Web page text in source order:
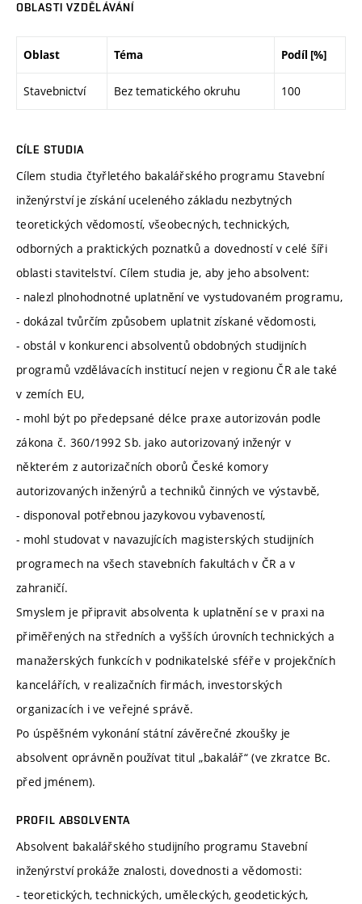
OBLASTI VZDĚLÁVÁNÍ
Oblast Téma Podíl [%]
Stavebnictví Bez tematického okruhu 100
CÍLE STUDIA
Cílem studia čtyřletého bakalářského programu Stavební
inženýrství je získání uceleného základu nezbytných
teoretických vědomostí, všeobecných, technických,
odborných a praktických poznatků a dovedností v celé šíři
oblasti stavitelství. Cílem studia je, aby jeho absolvent:
- nalezl plnohodnotné uplatnění ve vystudovaném programu,
- dokázal tvůrčím způsobem uplatnit získané vědomosti,
- obstál v konkurenci absolventů obdobných studijních
programů vzdělávacích institucí nejen v regionu ČR ale také
v zemích EU,
- mohl být po předepsané délce praxe autorizován podle
zákona č. 360/1992 Sb. jako autorizovaný inženýr v
některém z autorizačních oborů České komory
autorizovaných inženýrů a techniků činných ve výstavbě,
- disponoval potřebnou jazykovou vybaveností,
- mohl studovat v navazujících magisterských studijních
programech na všech stavebních fakultách v ČR a v
zahraničí.
Smyslem je připravit absolventa k uplatnění se v praxi na
přiměřených na středních a vyšších úrovních technických a
manažerských funkcích v podnikatelské sféře v projekčních
kancelářích, v realizačních firmách, investorských
organizacích i ve veřejné správě.
Po úspěšném vykonání státní závěrečné zkoušky je
absolvent oprávněn používat titul „bakalář“ (ve zkratce Bc.
před jménem).
PROFIL ABSOLVENTA
Absolvent bakalářského studijního programu Stavební
inženýrství prokáže znalosti, dovednosti a vědomosti:
- teoretických, technických, uměleckých, geodetických,